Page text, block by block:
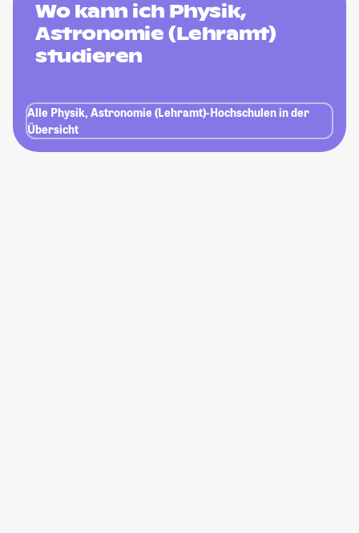
Wo kann ich Physik,
Astronomie (Lehramt)
studieren
Alle Physik, Astronomie (Lehramt)-Hochschulen in der
Übersicht